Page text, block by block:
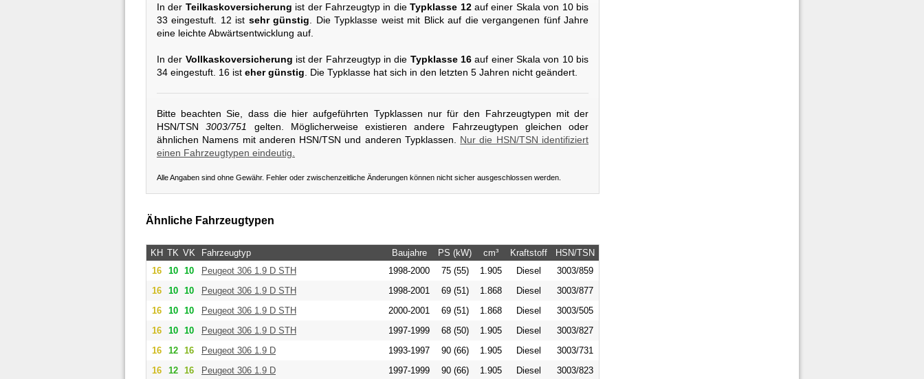
In der Teilkaskoversicherung ist der Fahrzeugtyp in dieTypklasse 12auf einer Skala von 10 bis
33 eingestuft. 12 ist sehr günstig . Die Typklasse weist mit Blick auf die vergangenen fünf Jahre
eine leichte Abwärtsentwicklung auf.
In der Vollkaskoversicherung ist der Fahrzeugtyp in die Typklasse 16 auf einer Skala von 10 bis
34 eingestuft. 16 ist eher günstig. Die Typklasse hat sich in den letzten 5 Jahren nicht geändert.
Bitte beachten Sie, dass die hier aufgeführten Typklassen nur für den Fahrzeugtypen mit der
HSN/TSN3003/751
gelten. Möglicherweise existieren andere Fahrzeugtypen gleichen oder
ähnlichen Namens mit anderen HSN/TSN und anderen Typklassen. Nur die HSN/TSN identifiziert
einen Fahrzeugtypen eindeutig.
Alle Angaben sind ohne Gewähr. Fehler oder zwischenzeitliche Änderungen können nicht sicher ausgeschlossen werden.
Ähnliche Fahrzeugtypen
KH TK VK Fahrzeugtyp Baujahre PS (kW) cm³ Kraftstoff
HSN/TSN
16
10 10 Peugeot 306 1.9 D STH 1998-2000 75 (55) 1.905 Diesel
3003/859
16
10 10 Peugeot 306 1.9 D STH 1998-2001 69 (51) 1.868 Diesel
3003/877
16
10 10 Peugeot 306 1.9 D STH 2000-2001 69 (51) 1.868 Diesel
3003/505
16
10 10 Peugeot 306 1.9 D STH 1997-1999 68 (50) 1.905 Diesel
3003/827
16
12 16 Peugeot 306 1.9 D 1993-1997 90 (66) 1.905 Diesel
3003/731
16
12 16 Peugeot 306 1.9 D 1997-1999 90 (66) 1.905 Diesel 3003/823